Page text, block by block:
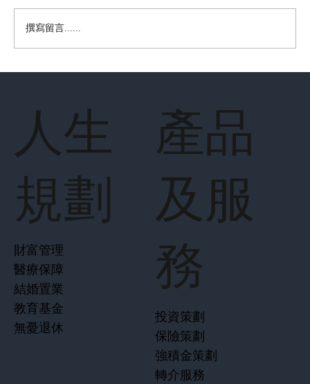
財經360 【來自樺加沙的警鐘】
撰寫留言......
人生
規劃
財富管理
醫療保障
結婚置業
教育基金
無憂退休
產品
及服
務
投資策劃
保險策劃
強積金策劃
轉介服務